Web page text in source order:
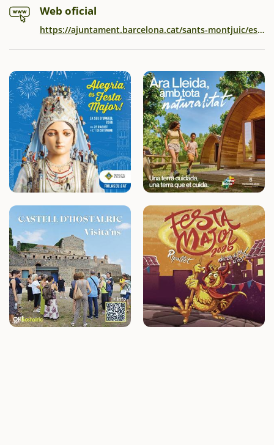
Web oficial
https://ajuntament.barcelona.cat/sants-montjuic/es/el-districte-i-els-seus-barris/hostafrancs/agenda/animacio-infantil-la-gran-festa-del-tio-99400736914